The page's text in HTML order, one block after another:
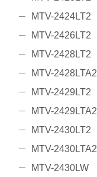
MTV-2424LT2
MTV-2426LT2
MTV-2428LT2
MTV-2428LTA2
MTV-2429LT2
MTV-2429LTA2
MTV-2430LT2
MTV-2430LTA2
MTV-2430LW